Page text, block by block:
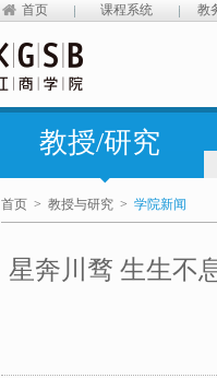
首页 课程系统 教
教授/研究
首页 > 教授与研究 > 学院新闻
星奔川骛 生生不